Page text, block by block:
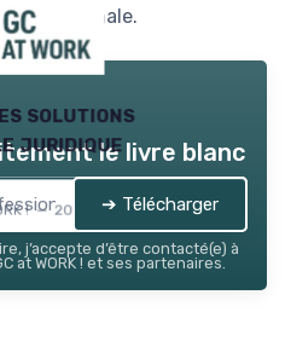
internationale.
solutions
juridique
! — 2026
le livre blanc
➔ Télécharger
j’accepte d’être contacté(e) à
at WORK ! et ses partenaires.